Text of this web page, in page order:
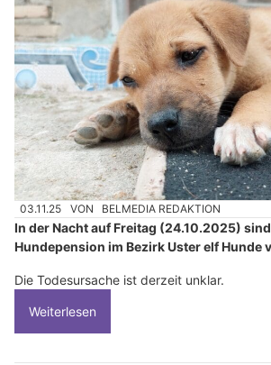
03.11.25 VON BELMEDIA REDAKTION
In der Nacht auf Freitag (24.10.2025)
Hundepension im Bezirk Uster elf Hunde
Die Todesursache ist derzeit unklar.
Weiterlesen